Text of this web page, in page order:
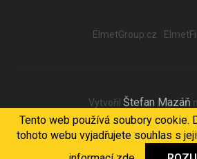
Tento web používá soubory cookie.
tohoto webu vyjadřujete souhlas s
ElmetGroup.cz
Vytvořil Štefan Mazáň
Copyright 2026 ELMET Light.